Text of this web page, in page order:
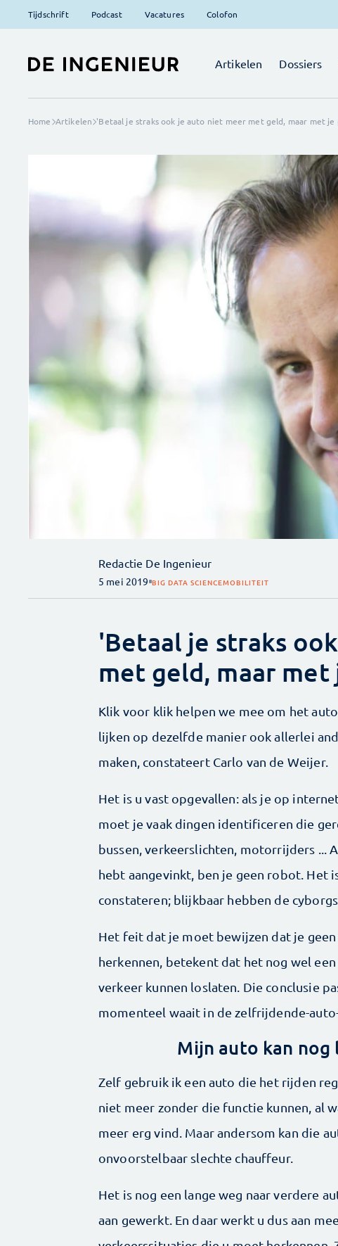
Tijdschrift Podcast Vacatures Colofon
Artikelen Dossiers
Home Artikelen 'Betaal je straks ook je auto niet meer met geld, maar met je
Redactie De Ingenieur
5 mei 2019 BIG DATA SCIENCEMOBILITEIT
'Betaal je straks
met geld, maar met
Klik voor klik helpen we mee om het
lijken op dezelfde manier ook allerlei
maken, constateert Carlo van de Weijer.
Het is u vast opgevallen: als je op
moet je vaak dingen identificeren die
bussen, verkeerslichten, motorrijders ...
hebt aangevinkt, ben je geen robot. Het
constateren; blijkbaar hebben de
Het feit dat je moet bewijzen dat je
herkennen, betekent dat het nog wel
verkeer kunnen loslaten. Die conclusie
momenteel waait in de zelfrijdende-­
Mijn auto kan
Zelf gebruik ik een auto die het rijden
niet meer zonder die functie kunnen, al
meer erg vind. Maar andersom kan die
onvoorstelbaar slechte chauffeur.
Het is nog een lange weg naar verdere
aan gewerkt. En daar werkt u dus aan